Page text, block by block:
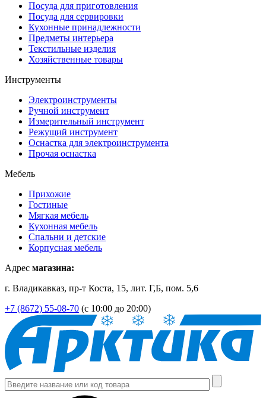
Посуда для приготовления
Посуда для сервировки
Кухонные принадлежности
Предметы интерьера
Текстильные изделия
Хозяйственные товары
Инструменты
Электроинструменты
Ручной инструмент
Измерительный инструмент
Режущий инструмент
Оснастка для электроинструмента
Прочая оснастка
Мебель
Прихожие
Гостиные
Мягкая мебель
Кухонная мебель
Спальни и детские
Корпусная мебель
Адрес магазина:
г. Владикавказ, пр-т Коста, 15, лит. Г,Б, пом. 5,6
+7 (8672) 55-08-70 (с 10:00 до 20:00)